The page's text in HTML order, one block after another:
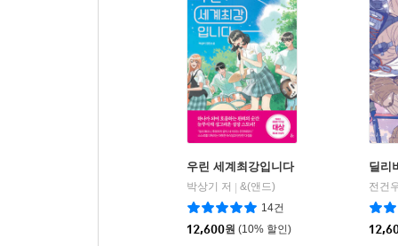
우린 세계최강입니다
박상기 저
&(앤드)
14건
12,600원 (10% 할인)
딜리
전건